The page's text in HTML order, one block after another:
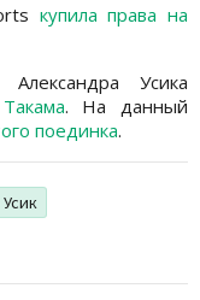
купила права на
Усика
. На данный
поединка.